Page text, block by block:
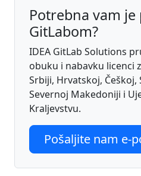
Potrebna vam je
GitLabom?
IDEA GitLab Solutions
obuku i nabavku licenci
Srbiji, Hrvatskoj, Češkoj,
Severnoj Makedoniji i
Kraljevstvu.
Pošaljite nam e-